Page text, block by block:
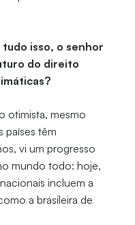
isso, o senhor
do direito
otimista, mesmo
países têm
vi um progresso
mundo todo: hoje,
incluem a
a brasileira de